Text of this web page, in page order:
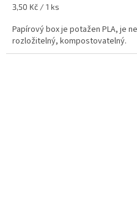
Měrná
3,50 Kč / 1 ks
Papírový box je potažen PLA, je
rozložitelný, kompostovatelný.